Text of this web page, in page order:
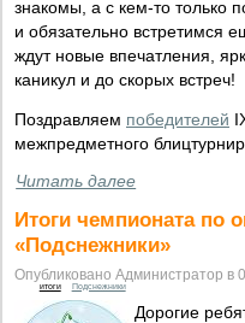
знакомы, а с кем-то только
и обязательно встретимся
ждут новые впечатления,
каникул и до скорых встреч!
Поздравляем победителей
межпредметного
Читать далее
Итоги чемпионата по
«Подснежники»
Опубликовано Администратор в
итоги Подснежники
Дорогие